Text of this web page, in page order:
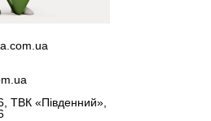
ТВК «Південний»,